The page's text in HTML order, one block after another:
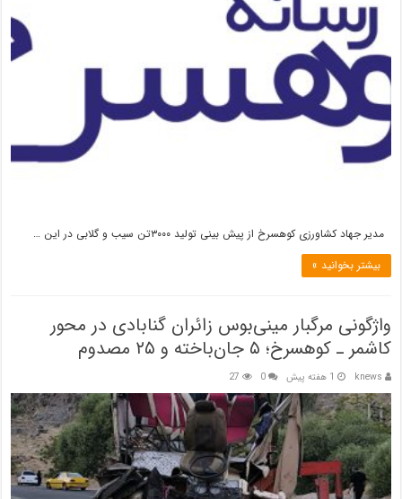
مدیر جهاد کشاورزی کوهسرخ از پیش بینی تولید ۳۰۰۰تن سیب و گلابی در این …
بیشتر بخوانید »
واژگونی مرگبار مینی‌بوس زائران گنابادی در محور
کاشمر ـ کوهسرخ؛ ۵ جان‌باخته و ۲۵ مصدوم
knews 1 هفته پیش 0
27